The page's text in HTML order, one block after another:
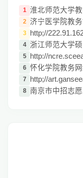
1 淮北师范大学
2 济宁医学院教
3 http;//
4 浙江师范大学
5 http://
6 怀化学院教务
7 http;//
8 南京市中招志